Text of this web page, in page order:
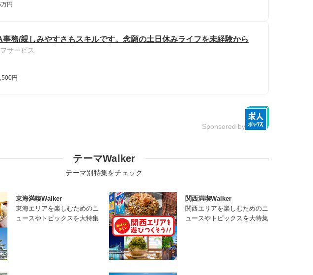
円
務/親しみやすさもスキルです。念願の土日休みライフを未経験から
サービス
円
Sponsored by
テーマWalker
テーマ別特集をチェック
東海満喫Walker
東海エリアを楽しむためのニ
ュースやトピックスを大特集
関西満喫Walker
関西エリアを楽しむためのニ
ュースやトピックスを大特集